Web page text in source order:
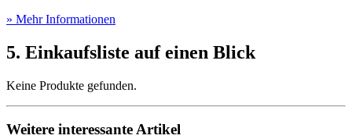
» Mehr Informationen
5. Einkaufsliste auf einen Blick
Keine Produkte gefunden.
Weitere interessante Artikel